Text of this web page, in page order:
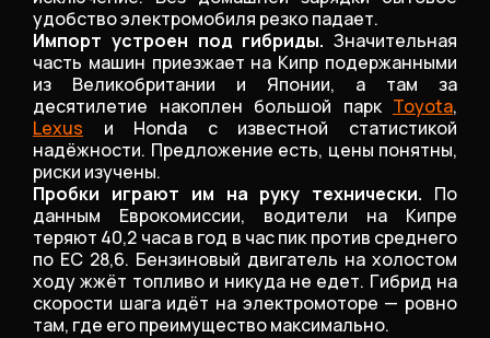
удобство электромобиля резко падает.
Импорт устроен под гибриды. Значительная
часть машин приезжает на Кипр подержанными
из Великобритании и Японии, а там за
десятилетие накоплен большой парк Toyota,
Lexus и Honda с известной статистикой
надёжности. Предложение есть, цены понятны,
риски изучены.
Пробки играют им на руку технически. По
данным Еврокомиссии, водители на Кипре
теряют 40,2 часа в год в час пик против среднего
по ЕС 28,6. Бензиновый двигатель на холостом
ходу жжёт топливо и никуда не едет. Гибрид на
скорости шага идёт на электромоторе — ровно
там, где его преимущество максимально.